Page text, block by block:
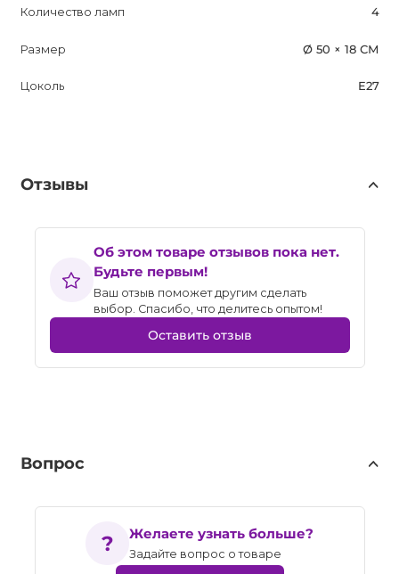
Количество ламп 4
Размер Ø 50 × 18 СМ
Цоколь E27
Отзывы
Об этом товаре отзывов пока нет.
Будьте первым!
Ваш отзыв поможет другим сделать
выбор. Спасибо, что делитесь опытом!
Оставить отзыв
Вопрос
Желаете узнать больше?
Задайте вопрос о товаре